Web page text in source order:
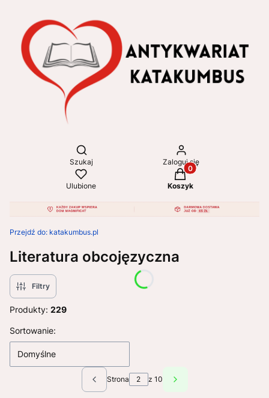
Otwórz wyszukiwarkę
Szukaj Zaloguj się
Ulubione
Produkty w koszyku:
Koszyk
Przejdź do: katakumbus.pl
Literatura obcojęzyczna
Filtry
Produkty: 229
Lista produktów
Sortowanie:
Domyślne
Poprzednie produkty
Strona z 10 Następne produkty